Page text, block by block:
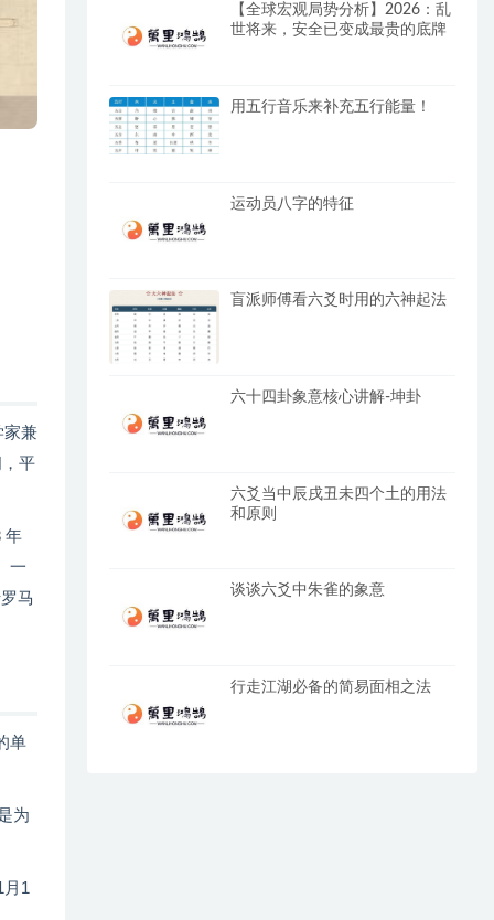
家兼
平
年
一
马
单
为
1
【全球宏观局势分析】2026：乱
世将来，安全已变成最贵的底牌
用五行音乐来补充五行能量！
运动员八字的特征
盲派师傅看六爻时用的六神起法
六十四卦象意核心讲解-坤卦
六爻当中辰戌丑未四个土的用法
和原则
谈谈六爻中朱雀的象意
行走江湖必备的简易面相之法